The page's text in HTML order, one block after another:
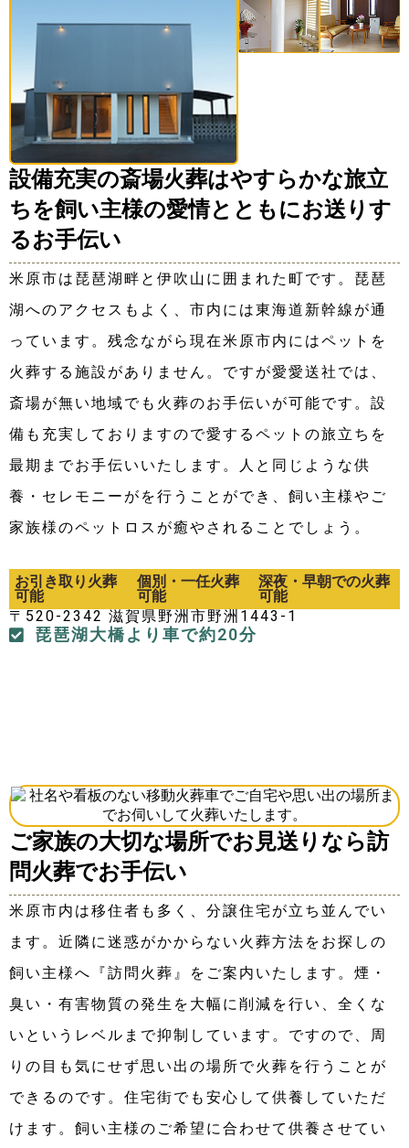
設備充実の斎場火葬はやすらかな旅立
ちを飼い主様の愛情とともにお送りす
るお手伝い
米原市は琵琶湖畔と伊吹山に囲まれた町です。琵琶
湖へのアクセスもよく、市内には東海道新幹線が通
っています。残念ながら現在米原市内にはペットを
火葬する施設がありません。ですが愛愛送社では、
斎場が無い地域でも火葬のお手伝いが可能です。設
備も充実しておりますので愛するペットの旅立ちを
最期までお手伝いいたします。人と同じような供
養・セレモニーがを行うことができ、飼い主様やご
家族様のペットロスが癒やされることでしょう。
お引き取り火葬
可能
個別・一任火葬
可能
深夜・早朝での火葬
可能
〒520-2342 滋賀県野洲市野洲1443-1
琵琶湖大橋より車で約20分
ご家族の大切な場所でお見送りなら訪
問火葬でお手伝い
米原市内は移住者も多く、分譲住宅が立ち並んでい
ます。近隣に迷惑がかからない火葬方法をお探しの
飼い主様へ『訪問火葬』をご案内いたします。煙・
臭い・有害物質の発生を大幅に削減を行い、全くな
いというレベルまで抑制しています。ですので、周
りの目も気にせず思い出の場所で火葬を行うことが
できるのです。住宅街でも安心して供養していただ
けます。飼い主様のご希望に合わせて供養させてい